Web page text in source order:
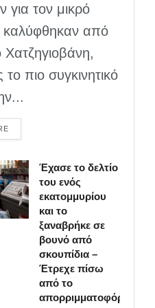
για τον μικρό
καλύφθηκαν από
το πιο συγκινητικό
DETAILS
Έχασε το δελτίο
του ενός
εκατομμυρίου
και το
ξαναβρήκε σε
βουνό από
σκουπίδια –
Έτρεχε πίσω
από το
απορριμματοφόρο